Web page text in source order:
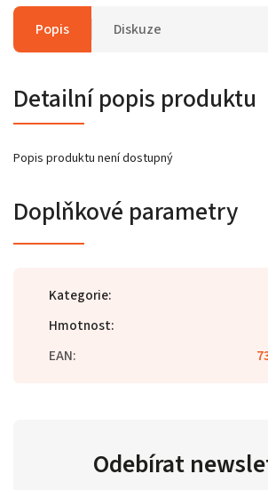
Popis Diskuze
Detailní popis produktu
Popis produktu není dostupný
Doplňkové parametry
Kategorie:
Hmotnost:
EAN:
Odebírat